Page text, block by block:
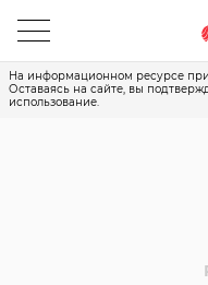
На информационном ресурсе
Оставаясь на сайте, вы
использование.